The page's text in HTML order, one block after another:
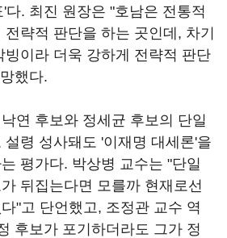
다. 최진 원장은 "호남은 전통적
략적 판단을 하는 곳인데, 차기
빙이라 더욱 강하게 전략적 판단
했다.
연 후보와 정세균 후보의 단일
령 성사돼도 '이재명 대세론'을
평가다. 박상병 교수는 "단일
뒤집는다면 모를까 현재로선
"고 단언했고, 조정관 교수 역
후보가 포기하더라도 그가 정